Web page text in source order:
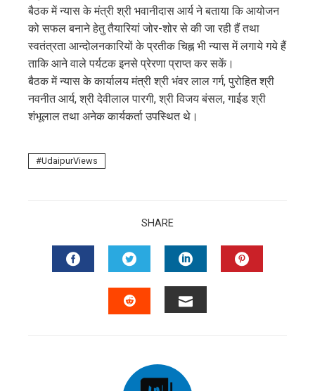
बैठक में न्यास के मंत्री श्री भवानीदास आर्य ने बताया कि आयोजन
को सफल बनाने हेतु तैयारियां जोर-शोर से की जा रही हैं तथा
स्वतंत्रता आन्दोलनकारियों के प्रतीक चिह्न भी न्यास में लगाये गये हैं
ताकि आने वाले पर्यटक इनसे प्रेरणा प्राप्त कर सकें।
बैठक में न्यास के कार्यालय मंत्री श्री भंवर लाल गर्ग, पुरोहित श्री
नवनीत आर्य, श्री देवीलाल पारगी, श्री विजय बंसल, गाईड श्री
शंभूलाल तथा अनेक कार्यकर्ता उपस्थित थे।
UdaipurViews
SHARE
FACEBOOKTWITTERLINKEDIN